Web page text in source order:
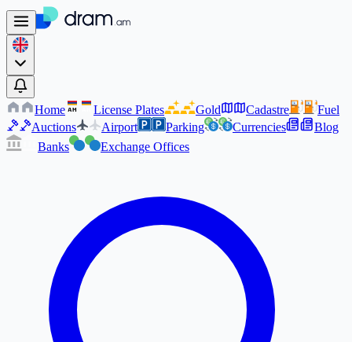
Home AM License Plates Gold Cadastre
Fuel
Auctions
Airport Parking Currencies
Blog
Banks
Exchange Offices